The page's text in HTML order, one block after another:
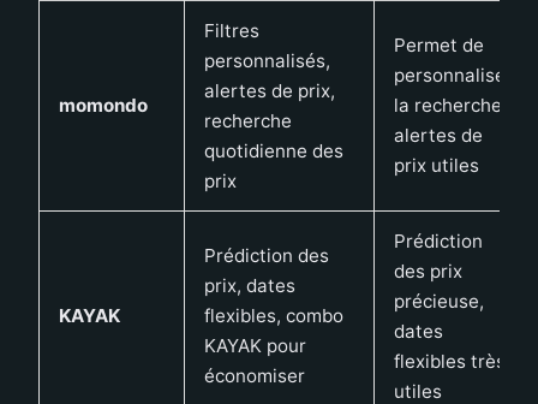
momondo
Filtres
personnalisés,
alertes de prix,
recherche
quotidienne des
prix
Permet de
personnaliser
la recherche,
alertes de
prix utiles
KAYAK
Prédiction des
prix, dates
flexibles, combo
KAYAK pour
économiser
Prédiction
des prix
précieuse,
dates
flexibles très
utiles